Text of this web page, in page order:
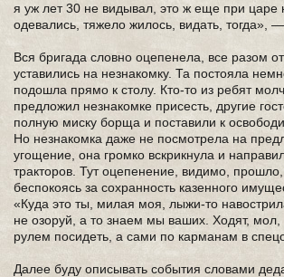
я уж лет 30 не видывал, это ж еще при царе
одевались, тяжело жилось, видать, тогда», —
Вся бригада словно оцепенела, все разом
уставились на незнакомку. Та постояла
подошла прямо к столу. Кто-то из ребят
предложил незнакомке присесть, другие
полную миску борща и поставили к
Но незнакомка даже не посмотрела на
угощение, она громко вскрикнула и
тракторов. Тут оцепенение, видимо, прошло,
беспокоясь за сохранность казенного
«Куда это ты, милая моя, лыжи-то
не озоруй, а то знаем мы ваших. Ходят, мол,
рулем посидеть, а сами по карманам в
Далее буду описывать события словами